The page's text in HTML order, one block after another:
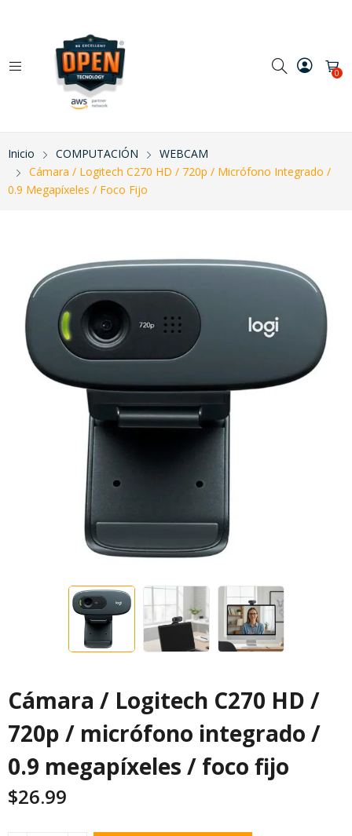
0
Inicio COMPUTACIÓN
WEBCAM
Cámara / Logitech C270 HD / 720p / Micrófono Integrado /
0.9 Megapíxeles / Foco Fijo
Cámara / Logitech C270 HD /
720p / micrófono integrado /
0.9 megapíxeles / foco fijo
$26.99